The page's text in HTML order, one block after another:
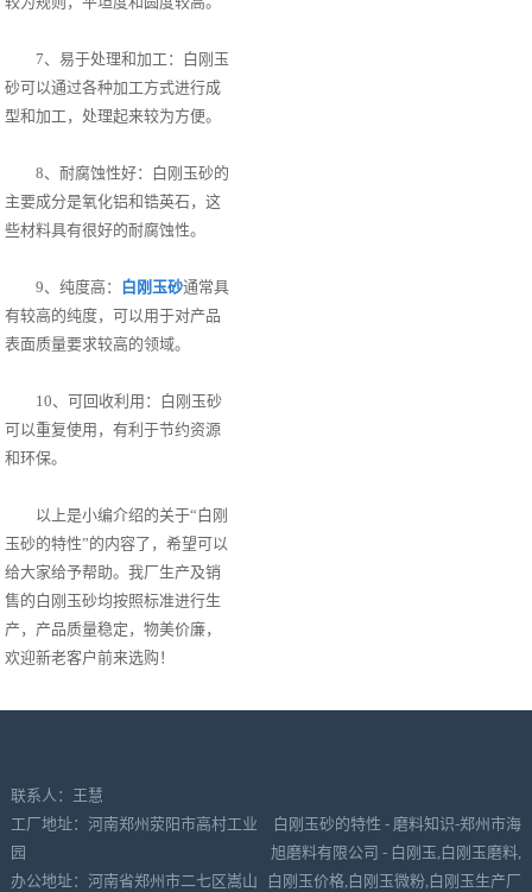
7、易于处理和加工：白刚玉
砂可以通过各种加工方式进行成
型和加工，处理起来较为方便。
8、耐腐蚀性好：白刚玉砂的
主要成分是氧化铝和锆英石，这
些材料具有很好的耐腐蚀性。
9、纯度高： 白刚玉砂通常具
有较高的纯度，可以用于对产品
表面质量要求较高的领域。
10、可回收利用：白刚玉砂
可以重复使用，有利于节约资源
和环保。
以上是小编介绍的关于“白刚
玉砂的特性”的内容了，希望可以
给大家给予帮助。我厂生产及销
售的白刚玉砂均按照标准进行生
产，产品质量稳定，物美价廉，
欢迎新老客户前来选购！
联系人：王慧
工厂地址：河南郑州荥阳市高村工业
园
办公地址：河南省郑州市二七区嵩山
白刚玉砂的特性 - 磨料知识-郑州市海
旭磨料有限公司 - 白刚玉,白刚玉磨料,
白刚玉价格,白刚玉微粉,白刚玉生产厂